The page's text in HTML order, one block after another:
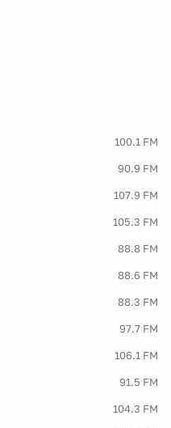
100.1 FM
90.9 FM
107.9 FM
105.3 FM
88.8 FM
88.6 FM
88.3 FM
97.7 FM
106.1 FM
91.5 FM
104.3 FM